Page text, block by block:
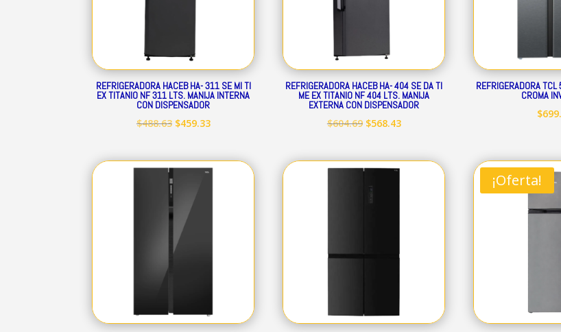
REFRIGERADORA HACEB HA- 311 SE MI TI
EX TITANIO NF 311 LTS. MANIJA INTERNA
CON DISPENSADOR
$488.63 El
original
$459.33El
actual
REFRIGERADORA HACEB HA- 404 SE DA TI
ME EX TITANIO NF 404 LTS. MANIJA
EXTERNA CON DISPENSADOR
$604.69 El
original
$604.69.
$568.43El
actual
REFRIGERADORA
CROMA
$
¡Oferta!